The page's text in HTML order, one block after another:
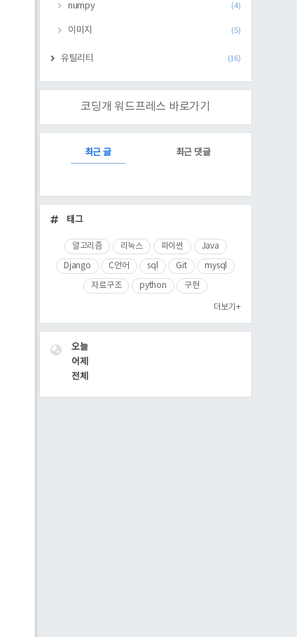
numpy (4)
이미지 (5)
유틸리티 (16)
코딩개 워드프레스 바로가기
RECENTLY최근 글 최근 댓글
근
글
태그
알고리즘 리눅스 파이썬 Java
Django C언어 sql Git mysql
자료구조 python 구현
더보기+
VISITOR오늘
어제
전체